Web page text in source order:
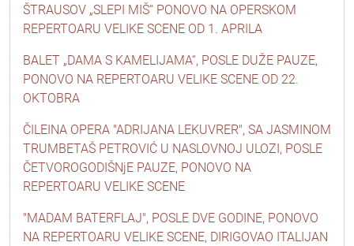
ŠTRAUSOV „SLEPI MIŠ“ PONOVO NA OPERSKOM
REPERTOARU VELIKE SCENE OD 1. APRILA
BALET „DAMA S KAMELIJAMA“, POSLE DUŽE PAUZE,
PONOVO NA REPERTOARU VELIKE SCENE OD 22.
OKTOBRA
ČILEINA OPERA "ADRIJANA LEKUVRER", SA JASMINOM
TRUMBETAŠ PETROVIĆ U NASLOVNOJ ULOZI, POSLE
ČETVOROGODIŠNjE PAUZE, PONOVO NA
REPERTOARU VELIKE SCENE
"MADAM BATERFLAJ", POSLE DVE GODINE, PONOVO
NA REPERTOARU VELIKE SCENE, DIRIGOVAO ITALIJAN